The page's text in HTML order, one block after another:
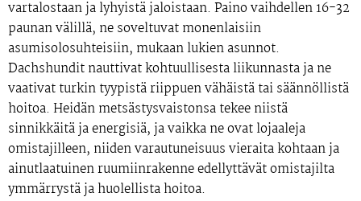
vartalostaan ja lyhyistä jaloistaan. Paino vaihdellen 16-32
paunan välillä, ne soveltuvat monenlaisiin
asumisolosuhteisiin, mukaan lukien asunnot.
Dachshundit nauttivat kohtuullisesta liikunnasta ja ne
vaativat turkin tyypistä riippuen vähäistä tai säännöllistä
hoitoa. Heidän metsästysvaistonsa tekee niistä
sinnikkäitä ja energisiä, ja vaikka ne ovat lojaaleja
omistajilleen, niiden varautuneisuus vieraita kohtaan ja
ainutlaatuinen ruumiinrakenne edellyttävät omistajilta
ymmärrystä ja huolellista hoitoa.